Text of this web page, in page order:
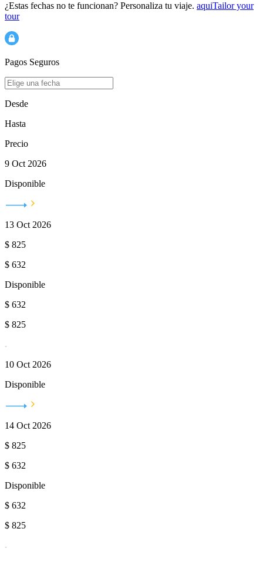
¿Estas fechas no te funcionan? Personaliza tu viaje. aquiTailor your
tour
Pagos Seguros
Desde
Hasta
Precio
9 Oct 2026
Disponible
13 Oct 2026
$ 825
$ 632
Disponible
$ 632
$ 825
10 Oct 2026
Disponible
14 Oct 2026
$ 825
$ 632
Disponible
$ 632
$ 825